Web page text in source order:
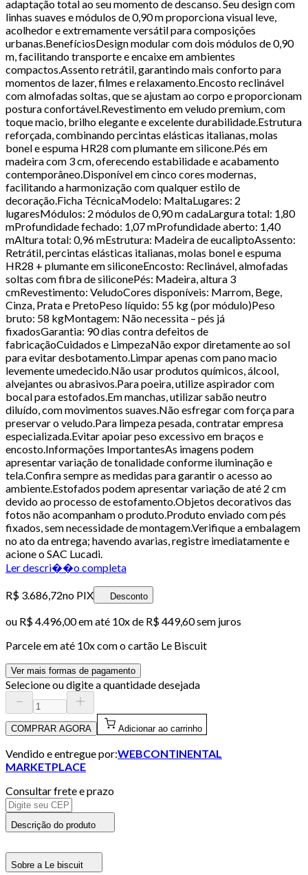
adaptação total ao seu momento de descanso. Seu design com
linhas suaves e módulos de 0,90 m proporciona visual leve,
acolhedor e extremamente versátil para composições
urbanas.BenefíciosDesign modular com dois módulos de 0,90
m, facilitando transporte e encaixe em ambientes
compactos.Assento retrátil, garantindo mais conforto para
momentos de lazer, filmes e relaxamento.Encosto reclinável
com almofadas soltas, que se ajustam ao corpo e proporcionam
postura confortável.Revestimento em veludo premium, com
toque macio, brilho elegante e excelente durabilidade.Estrutura
reforçada, combinando percintas elásticas italianas, molas
bonel e espuma HR28 com plumante em silicone.Pés em
madeira com 3 cm, oferecendo estabilidade e acabamento
contemporâneo.Disponível em cinco cores modernas,
facilitando a harmonização com qualquer estilo de
decoração.Ficha TécnicaModelo: MaltaLugares: 2
lugaresMódulos: 2 módulos de 0,90 m cadaLargura total: 1,80
mProfundidade fechado: 1,07 mProfundidade aberto: 1,40
mAltura total: 0,96 mEstrutura: Madeira de eucaliptoAssento:
Retrátil, percintas elásticas italianas, molas bonel e espuma
HR28 + plumante em siliconeEncosto: Reclinável, almofadas
soltas com fibra de siliconePés: Madeira, altura 3
cmRevestimento: VeludoCores disponíveis: Marrom, Bege,
Cinza, Prata e PretoPeso líquido: 55 kg (por módulo)Peso
bruto: 58 kgMontagem: Não necessita – pés já
fixadosGarantia: 90 dias contra defeitos de
fabricaçãoCuidados e LimpezaNão expor diretamente ao sol
para evitar desbotamento.Limpar apenas com pano macio
levemente umedecido.Não usar produtos químicos, álcool,
alvejantes ou abrasivos.Para poeira, utilize aspirador com
bocal para estofados.Em manchas, utilizar sabão neutro
diluído, com movimentos suaves.Não esfregar com força para
preservar o veludo.Para limpeza pesada, contratar empresa
especializada.Evitar apoiar peso excessivo em braços e
encosto.Informações ImportantesAs imagens podem
apresentar variação de tonalidade conforme iluminação e
tela.Confira sempre as medidas para garantir o acesso ao
ambiente.Estofados podem apresentar variação de até 2 cm
devido ao processo de estofamento.Objetos decorativos das
fotos não acompanham o produto.Produto enviado com pés
fixados, sem necessidade de montagem.Verifique a embalagem
no ato da entrega; havendo avarias, registre imediatamente e
acione o SAC Lucadi.
Ler descri��o completa
R$ 3.686,72no PIX Desconto
ou R$ 4.496,00em até 10x de R$ 449,60 sem juros
Parcele em até 10x com o cartão Le Biscuit
Ver mais formas de pagamento
Selecione ou digite a quantidade desejada
COMPRAR AGORA Adicionar ao carrinho
Vendido e entregue por:WEBCONTINENTAL
MARKETPLACE
Consultar frete e prazo
Descrição do produto
Sobre a Le biscuit